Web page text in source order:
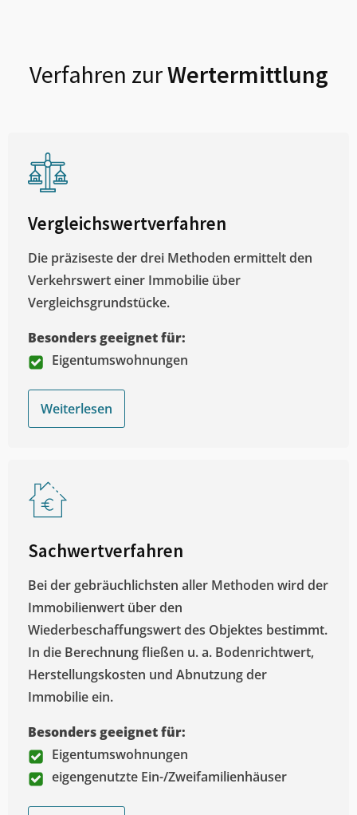
Verfahren zurWertermittlung
Vergleichswertverfahren
Die präziseste der drei Methoden ermittelt den
Verkehrswert einer Immobilie über
Vergleichsgrundstücke.
Besonders geeignet für:
Eigentumswohnungen
Weiterlesen
Sachwertverfahren
Bei der gebräuchlichsten aller Methoden wird der
Immobilienwert über den
Wiederbeschaffungswert des Objektes bestimmt.
In die Berechnung fließen u. a. Bodenrichtwert,
Herstellungskosten und Abnutzung der
Immobilie ein.
Besonders geeignet für:
Eigentumswohnungen
eigengenutzte Ein-/Zweifamilienhäuser